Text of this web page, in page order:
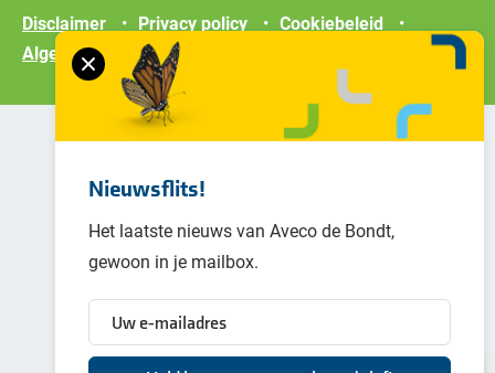
Nieuwsflits!
Het laatste nieuws van Aveco de Bondt,
gewoon in je mailbox.
Disclaimer Privacy policy
Cookiebeleid
Algemene voorwaarden